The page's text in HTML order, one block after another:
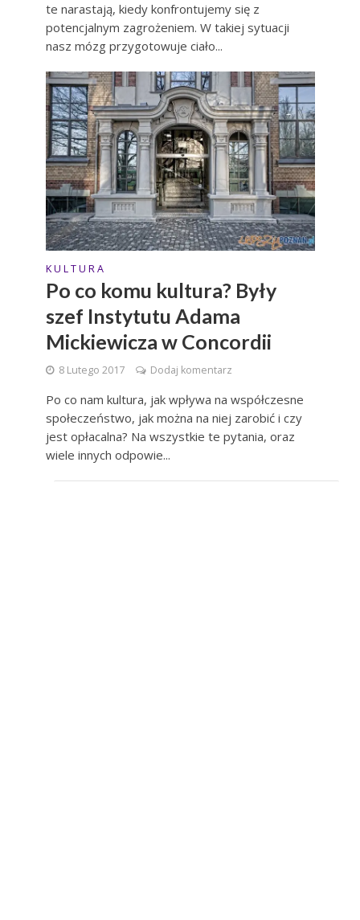
te narastają, kiedy konfrontujemy się z
potencjalnym zagrożeniem. W takiej sytuacji
nasz mózg przygotowuje ciało...
K U L T U R A
Po co komu kultura? Były
szef Instytutu Adama
Mickiewicza w Concordii
8 Lutego 2017 Dodaj komentarz
Po co nam kultura, jak wpływa na współczesne
społeczeństwo, jak można na niej zarobić i czy
jest opłacalna? Na wszystkie te pytania, oraz
wiele innych odpowie...